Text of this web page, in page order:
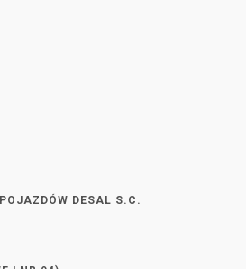
DESAL S.C.